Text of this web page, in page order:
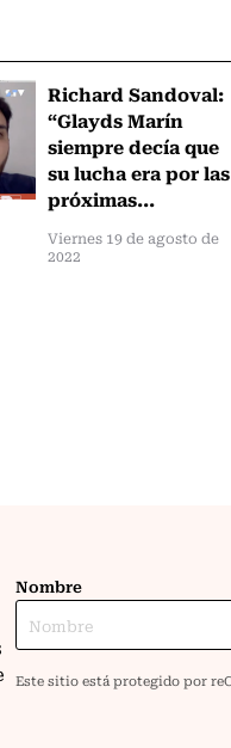
Richard Sandoval:
“Glayds Marín
siempre decía que
su lucha era por las
próximas...
Viernes 19 de agosto de
2022